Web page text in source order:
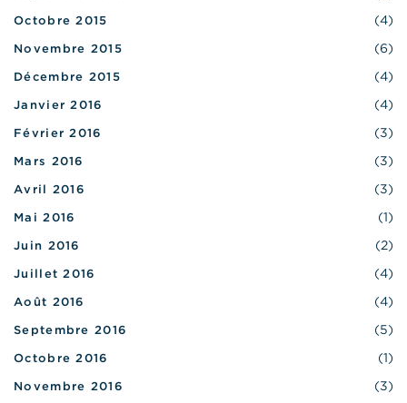
Octobre 2015 (4)
Novembre 2015 (6)
Décembre 2015 (4)
Janvier 2016 (4)
Février 2016 (3)
Mars 2016 (3)
Avril 2016 (3)
Mai 2016 (1)
Juin 2016 (2)
Juillet 2016 (4)
Août 2016 (4)
Septembre 2016 (5)
Octobre 2016 (1)
Novembre 2016 (3)